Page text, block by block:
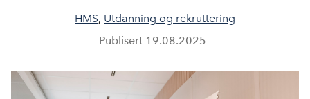
HMS, Utdanning og rekruttering
Publisert 19.08.2025